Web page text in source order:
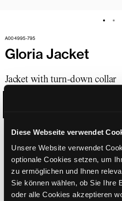
Diese Webseite verwendet
Unsere Website verwendet
optionale Cookies setzen, um
zu ermöglichen und Ihnen
Sie können wählen, ob Sie Ihre
oder alle Cookies akzeptieren
A004995-795
Gloria Jacket
Jacket with turn-down collar
CHOOSE SIZE
520 incl. VAT / excl. shipping
PLEASE CHOOSE A SIZE